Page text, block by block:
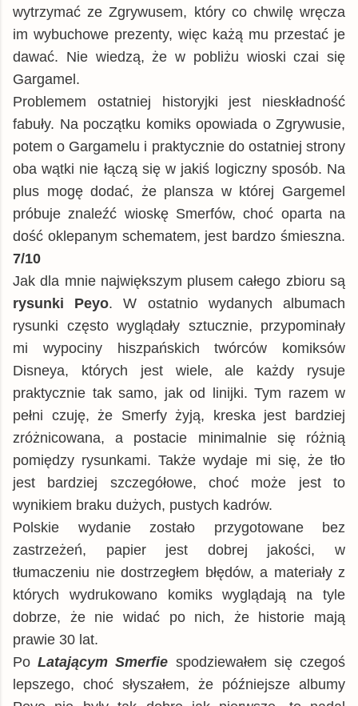
wytrzymać ze Zgrywusem, który co chwilę wręcza
im wybuchowe prezenty, więc każą mu przestać je
dawać. Nie wiedzą, że w pobliżu wioski czai się
Gargamel.
Problemem ostatniej historyjki jest nieskładność
fabuły. Na początku komiks opowiada o Zgrywusie,
potem o Gargamelu i praktycznie do ostatniej strony
oba wątki nie łączą się w jakiś logiczny sposób. Na
plus mogę dodać, że plansza w której Gargemel
próbuje znaleźć wioskę Smerfów, choć oparta na
dość oklepanym schematem, jest bardzo śmieszna.
7/10
Jak dla mnie największym plusem całego zbioru są
rysunki Peyo. W ostatnio wydanych albumach
rysunki często wyglądały sztucznie, przypominały
mi wypociny hiszpańskich twórców komiksów
Disneya, których jest wiele, ale każdy rysuje
praktycznie tak samo, jak od linijki. Tym razem w
pełni czuję, że Smerfy żyją, kreska jest bardziej
zróżnicowana, a postacie minimalnie się różnią
pomiędzy rysunkami. Także wydaje mi się, że tło
jest bardziej szczegółowe, choć może jest to
wynikiem braku dużych, pustych kadrów.
Polskie wydanie zostało przygotowane bez
zastrzeżeń, papier jest dobrej jakości, w
tłumaczeniu nie dostrzegłem błędów, a materiały z
których wydrukowano komiks wyglądają na tyle
dobrze, że nie widać po nich, że historie mają
prawie 30 lat.
PoLatającym Smerfie spodziewałem się czegoś
lepszego, choć słyszałem, że późniejsze albumy